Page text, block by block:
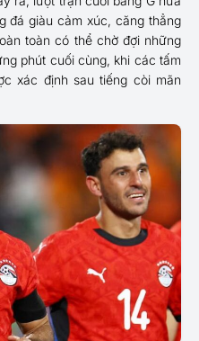
đá giàu cảm xúc, căng thẳng
toàn có thể chờ đợi những
phút cuối cùng, khi các tấm
xác định sau tiếng còi mãn